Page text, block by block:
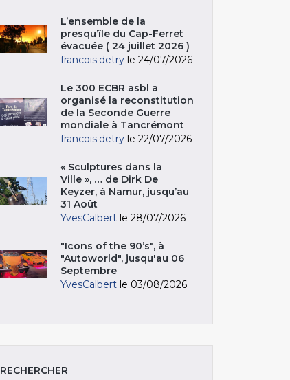
L’ensemble de la
presqu’île du Cap-Ferret
évacuée ( 24 juillet 2026 )
francois.detry le 24/07/2026
Le 300 ECBR asbl a
organisé la reconstitution
de la Seconde Guerre
mondiale à Tancrémont
francois.detry le 22/07/2026
« Sculptures dans la
Ville », … de Dirk De
Keyzer, à Namur, jusqu’au
31 Août
YvesCalbert le 28/07/2026
"Icons of the 90’s", à
"Autoworld", jusqu'au 06
Septembre
YvesCalbert le 03/08/2026
RECHERCHER